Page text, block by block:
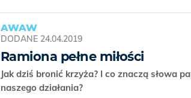
AWAW
DODANE 24.04.2019
Ramiona pełne miłości
Jak dziś bronić krzyża? I co znaczą słowa
naszego działania?